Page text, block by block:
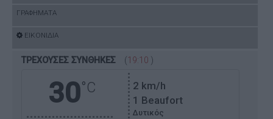
ΓΡΑΦΗΜΑΤΑ
ΕΙΚΟΝΙΔΙΑ
ΤΡΕΧΟΥΣΕΣ ΣΥΝΘΗΚΕΣ (19:10 )
30°C 2 km/h
1 Beaufort
Δυτικός